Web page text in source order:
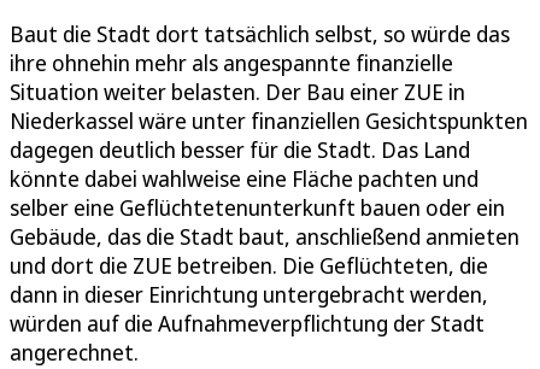
Baut die Stadt dort tatsächlich selbst, so würde das
ihre ohnehin mehr als angespannte finanzielle
Situation weiter belasten. Der Bau einer ZUE in
Niederkassel wäre unter finanziellen Gesichtspunkten
dagegen deutlich besser für die Stadt. Das Land
könnte dabei wahlweise eine Fläche pachten und
selber eine Geflüchtetenunterkunft bauen oder ein
Gebäude, das die Stadt baut, anschließend anmieten
und dort die ZUE betreiben. Die Geflüchteten, die
dann in dieser Einrichtung untergebracht werden,
würden auf die Aufnahmeverpflichtung der Stadt
angerechnet.